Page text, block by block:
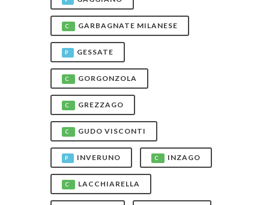
C GARBAGNATE MILANESE
P GESSATE
C GORGONZOLA
C GREZZAGO
C GUDO VISCONTI
P INVERUNO C INZAGO
C LACCHIARELLA